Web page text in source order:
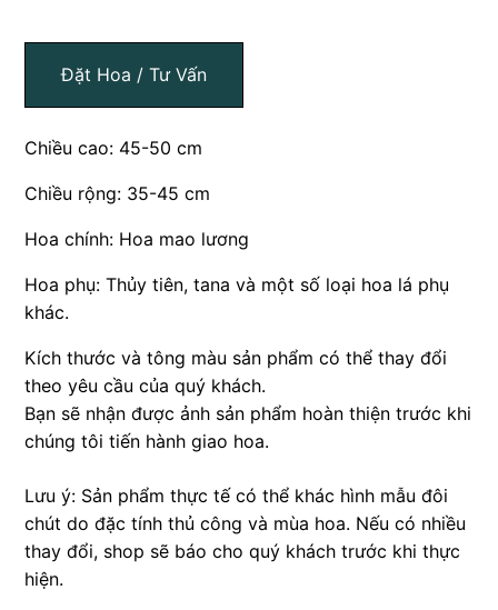
Đặt Hoa / Tư Vấn
Chiều cao: 45-50 cm
Chiều rộng: 35-45 cm
Hoa chính: Hoa mao lương
Hoa phụ: Thủy tiên, tana và một số loại hoa lá phụ
khác.
Kích thước và tông màu sản phẩm có thể thay đổi
theo yêu cầu của quý khách.
Bạn sẽ nhận được ảnh sản phẩm hoàn thiện trước khi
chúng tôi tiến hành giao hoa.
Lưu ý: Sản phẩm thực tế có thể khác hình mẫu đôi
chút do đặc tính thủ công và mùa hoa. Nếu có nhiều
thay đổi, shop sẽ báo cho quý khách trước khi thực
hiện.